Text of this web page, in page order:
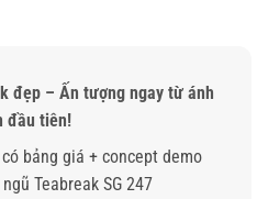
đẹp – Ấn tượng ngay từ ánh
đầu tiên!
bảng giá + concept demo
Teabreak SG 247